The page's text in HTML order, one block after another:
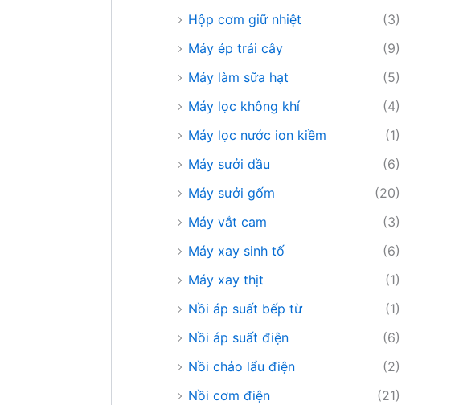
Hộp cơm giữ nhiệt
(3)
Máy ép trái cây
(9)
Máy làm sữa hạt
(5)
Máy lọc không khí
(4)
Máy lọc nước ion kiềm
(1)
Máy sưởi dầu
(6)
Máy sưởi gốm
(20)
Máy vắt cam
(3)
Máy xay sinh tố
(6)
Máy xay thịt
(1)
Nồi áp suất bếp từ
(1)
Nồi áp suất điện
(6)
Nồi chảo lẩu điện
(2)
Nồi cơm điện
(21)